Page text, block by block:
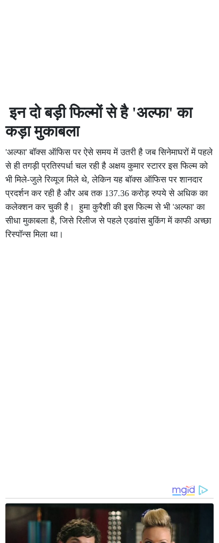
इन दो बड़ी फिल्मों से है 'अल्फा' का
कड़ा मुकाबला
'अल्फा' बॉक्स ऑफिस पर ऐसे समय में उतरी है जब सिनेमाघरों में पहले
से ही तगड़ी प्रतिस्पर्धा चल रही है अक्षय कुमार स्टारर इस फिल्म को
भी मिले-जुले रिव्यूज मिले थे, लेकिन यह बॉक्स ऑफिस पर शानदार
प्रदर्शन कर रही है और अब तक 137.36 करोड़ रुपये से अधिक का
कलेक्शन कर चुकी है। हुमा कुरैशी की इस फिल्म से भी 'अल्फा' का
सीधा मुकाबला है, जिसे रिलीज से पहले एडवांस बुकिंग में काफी अच्छा
रिस्पॉन्स मिला था।